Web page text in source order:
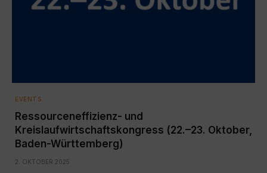
EVENTS
Ressourceneffizienz- und
Kreislaufwirtschaftskongress (22.–23. Oktober,
Baden-Württemberg)
2. OKTOBER 2025